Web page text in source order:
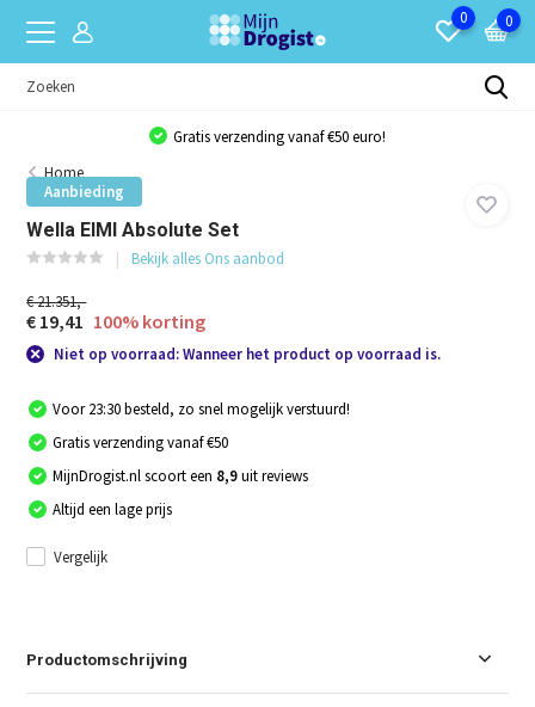
0 0
Gratis verzending vanaf €50 euro!
Home
Aanbieding
Wella EIMI Absolute Set
Bekijk alles Ons aanbod
€ 21.351,-
€ 19,41 100% korting
Niet op voorraad: Wanneer het product op voorraad is.
Voor 23:30 besteld, zo snel mogelijk verstuurd!
Gratis verzending vanaf €50
MijnDrogist.nl scoort een 8,9uit reviews
Altijd een lage prijs
Vergelijk
Productomschrijving